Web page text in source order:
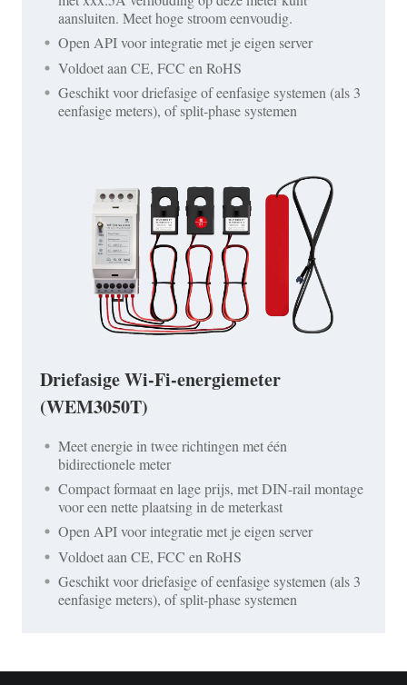
aansluiten. Meet hoge stroom eenvoudig.
Open API voor integratie met je eigen server
Voldoet aan CE, FCC en RoHS
Geschikt voor driefasige of eenfasige systemen (als 3
eenfasige meters), of split-phase systemen
Driefasige Wi-Fi-energiemeter
(WEM3050T)
Meet energie in twee richtingen met één
bidirectionele meter
Compact formaat en lage prijs, met DIN-rail montage
voor een nette plaatsing in de meterkast
Open API voor integratie met je eigen server
Voldoet aan CE, FCC en RoHS
Geschikt voor driefasige of eenfasige systemen (als 3
eenfasige meters), of split-phase systemen